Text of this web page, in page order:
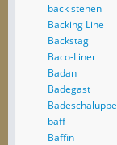
back stehen
Backing Line
Backstag
Baco-Liner
Badan
Badegast
Badeschaluppe
baff
Baffin